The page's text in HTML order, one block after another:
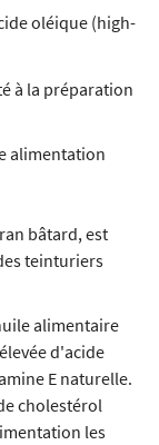
oléique (high-
à la préparation
alimentation
bâtard, est
teinturiers
alimentaire
d'acide
E naturelle.
cholestérol
les